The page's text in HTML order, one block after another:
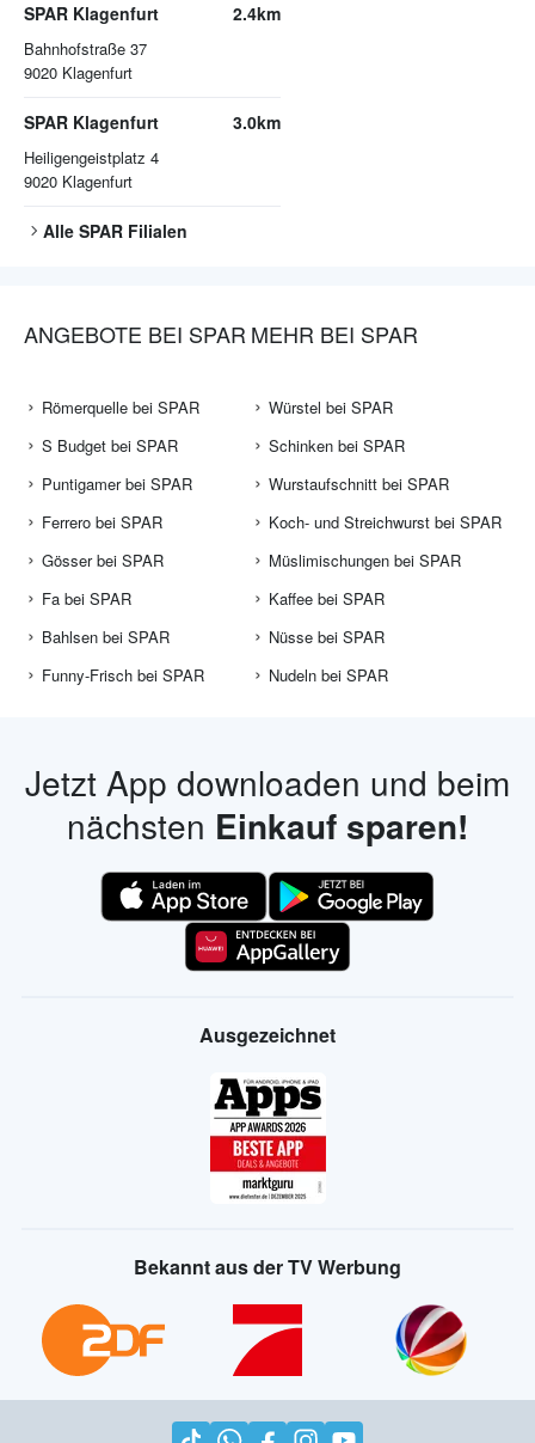
SPAR Klagenfurt
Bahnhofstraße 37
9020 Klagenfurt
2.4km
SPAR Klagenfurt
Heiligengeistplatz 4
9020 Klagenfurt
3.0km
Alle SPAR Filialen
ANGEBOTE BEI SPAR
Römerquelle bei SPAR
S Budget bei SPAR
Puntigamer bei SPAR
Ferrero bei SPAR
Gösser bei SPAR
Fa bei SPAR
Bahlsen bei SPAR
Funny-Frisch bei SPAR
MEHR BEI SPAR
Würstel bei SPAR
Schinken bei SPAR
Wurstaufschnitt bei SPAR
Koch- und Streichwurst bei SPAR
Müslimischungen bei SPAR
Kaffee bei SPAR
Nüsse bei SPAR
Nudeln bei SPAR
Jetzt App downloaden und beim
nächsten Einkauf sparen!
Ausgezeichnet
Bekannt aus der TV Werbung